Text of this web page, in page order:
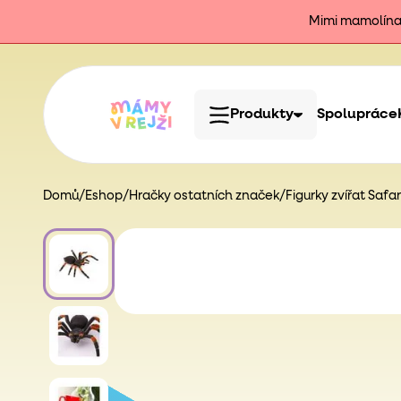
Mimi
Produkty Spolupráce
Domů/ Eshop/ Hračky ostatních značek/ Figurky zvířat